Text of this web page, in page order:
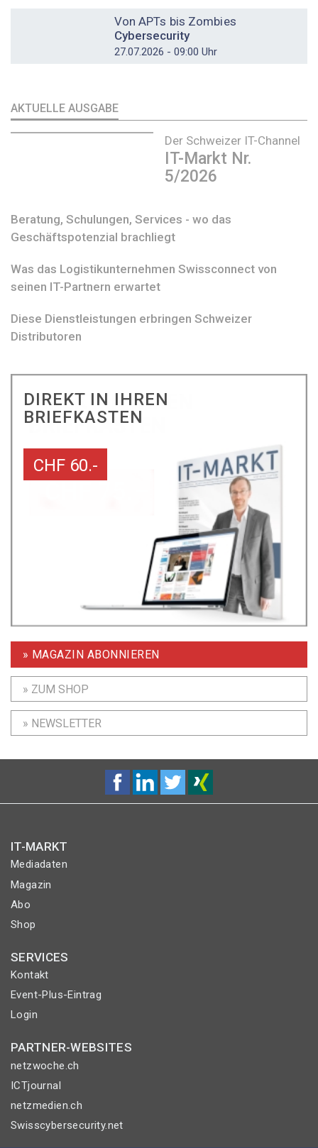
Von APTs bis Zombies
Cybersecurity
27.07.2026 - 09:00 Uhr
AKTUELLE AUSGABE
Der Schweizer IT-Channel
IT-Markt Nr.
5/2026
Beratung, Schulungen, Services - wo das
Geschäftspotenzial brachliegt
Was das Logistikunternehmen Swissconnect von
seinen IT-Partnern erwartet
Diese Dienstleistungen erbringen Schweizer
Distributoren
DIREKT IN IHREN
BRIEFKASTEN
CHF 60.-
» MAGAZIN ABONNIEREN
» ZUM SHOP
» NEWSLETTER
IT-MARKT
Mediadaten
Magazin
Abo
Shop
SERVICES
Kontakt
Event-Plus-Eintrag
Login
PARTNER-WEBSITES
netzwoche.ch
ICTjournal
netzmedien.ch
Swisscybersecurity.net